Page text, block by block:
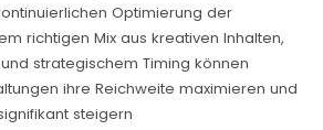
Optimierung der
richtigen Mix aus kreativen Inhalten,
strategischem Timing können
ihre Reichweite maximieren und
steigern